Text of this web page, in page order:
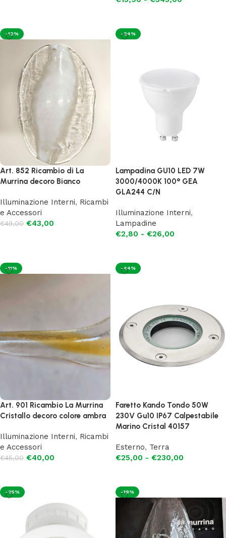
-12%
Art. 852 Ricambio di La
Murrina decoro Bianco
Illuminazione Interni, Ricambi
e Accessori
€49,00 €43,00
-24%
Lampadina GU10 LED 7W
3000/4000K 100° GEA
GLA244 C/N
Illuminazione Interni,
Lampadine
€2,80 - €26,00
-11%
Art. 901 Ricambio La Murrina
Cristallo decoro colore ambra
Illuminazione Interni, Ricambi
e Accessori
€45,00 €40,00
-44%
Faretto Kando Tondo 50W
230V Gu10 IP67 Calpestabile
Marino Cristal 40157
Esterno, Terra
€25,00 - €230,00
-25% -19%